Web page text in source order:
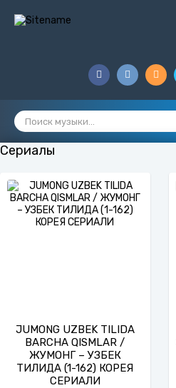
Сериалы
JUMONG UZBEK TILIDA
BARCHA QISMLAR /
ЖУМОНГ – УЗБЕК
ТИЛИДА (1-162) КОРЕЯ
СЕРИАЛИ